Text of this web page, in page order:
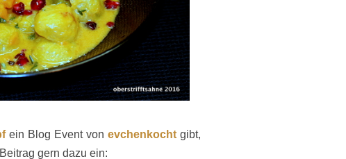
ein Blog Event von evchenkochtgibt,
gern dazu ein: